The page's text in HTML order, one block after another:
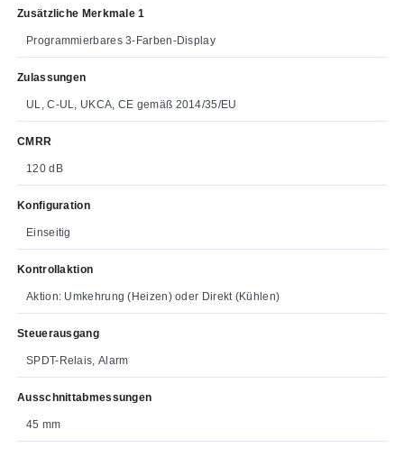
Zusätzliche Merkmale 1
Programmierbares 3-Farben-Display
Zulassungen
UL, C-UL, UKCA, CE gemäß 2014/35/EU
CMRR
120 dB
Konfiguration
Einseitig
Kontrollaktion
Aktion: Umkehrung (Heizen) oder Direkt (Kühlen)
Steuerausgang
SPDT-Relais, Alarm
Ausschnittabmessungen
45 mm